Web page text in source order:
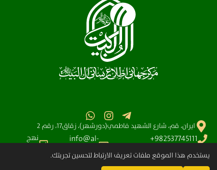
ايران، قم، شارع الشهيد فاطمي(دورشهر)، زقاق17، رقم 2
982537745111+
آیت الله سیستانی
info@al-
shia.org
نهج
يستخدم هذا الموقع ملفات تعريف الارتباط لتحسين تجربتك.